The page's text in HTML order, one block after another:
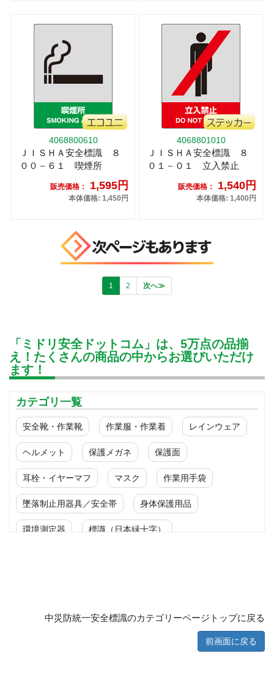
4068800610
ＪＩＳＨＡ安全標識 ８
００－６１ 喫煙所
販売価格： 1,595円
本体価格: 1,450円
4068801010
ＪＩＳＨＡ安全標識 ８
０１－０１ 立入禁止
販売価格： 1,540円
本体価格: 1,400円
1 2 次へ≫
「ミドリ安全ドットコム」は、5万点の品揃
え！たくさんの商品の中からお選びいただけ
ます！
カテゴリ一覧
安全靴・作業靴 作業服・作業着 レインウェア
ヘルメット 保護メガネ 保護面
耳栓・イヤーマフ マスク 作業用手袋
墜落制止用器具／安全帯 身体保護用品
環境測定器 標識（日本緑十字）
保安・保守用品
中災防統一安全標識のカテゴリーページトップに戻る
前画面に戻る